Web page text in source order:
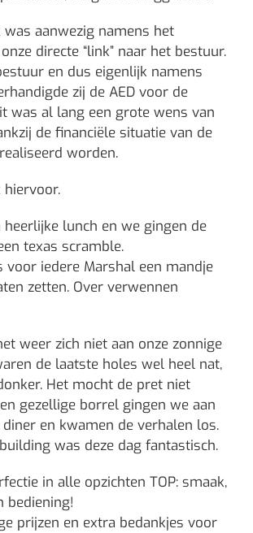
was aanwezig namens het
directe “link” naar het bestuur.
en dus eigenlijk namens
zij de AED voor de
was al lang een grote wens van
de financiële situatie van de
worden.
hiervoor.
heerlijke lunch en we gingen de
texas scramble.
voor iedere Marshal een mandje
zetten. Over verwennen
weer zich niet aan onze zonnige
de laatste holes wel heel nat,
Het mocht de pret niet
gezellige borrel gingen we aan
en kwamen de verhalen los.
was deze dag fantastisch.
in alle opzichten TOP: smaak,
bediening!
prijzen en extra bedankjes voor